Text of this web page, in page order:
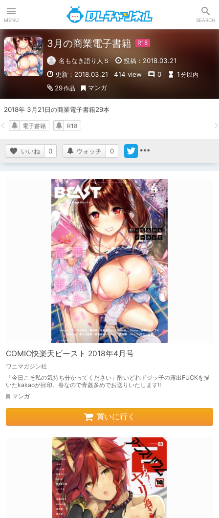
MENU SEARCH
3月の商業電子書籍
名もなき語り人Ｓ
投稿：2018.03.21
更新：2018.03.21
414 view 0 1 分以内
29作品 マンガ
2018年 3月21日の商業電子書籍29本
いいね 0 ウォッチ 0
電子書籍 R18
COMIC快楽天ビースト 2018年4月号
ワニマガジン社
「今日こそ私の気持ち分かってください」酔いどれドジッ子の露出FUCKを描
いたkakaoが目印。春なので青姦多めでお送りいたします!!
マンガ
買いに行く